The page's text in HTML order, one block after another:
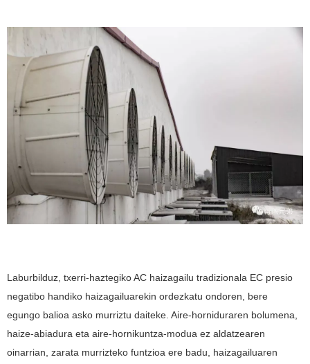
Laburbilduz, txerri-haztegiko AC haizagailu tradizionala EC presio
negatibo handiko haizagailuarekin ordezkatu ondoren, bere
egungo balioa asko murriztu daiteke. Aire-horniduraren bolumena,
haize-abiadura eta aire-hornikuntza-modua ez aldatzearen
oinarrian, zarata murrizteko funtzioa ere badu, haizagailuaren